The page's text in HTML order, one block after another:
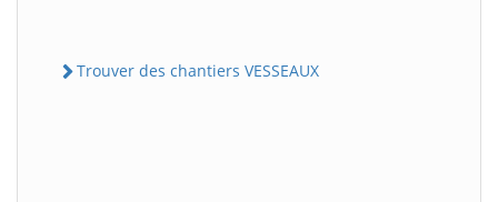
Trouver des chantiers VESSEAUX